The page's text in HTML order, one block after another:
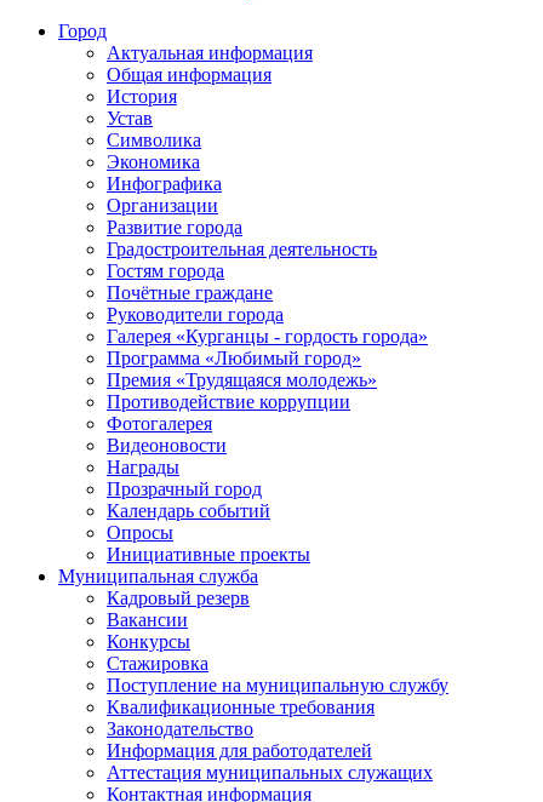
Город
Актуальная информация
Общая информация
История
Устав
Символика
Экономика
Инфографика
Организации
Развитие города
Градостроительная деятельность
Гостям города
Почётные граждане
Руководители города
Галерея «Курганцы - гордость города»
Программа «Любимый город»
Премия «Трудящаяся молодежь»
Противодействие коррупции
Фотогалерея
Видеоновости
Награды
Прозрачный город
Календарь событий
Опросы
Инициативные проекты
Муниципальная служба
Кадровый резерв
Вакансии
Конкурсы
Стажировка
Поступление на муниципальную службу
Квалификационные требования
Законодательство
Информация для работодателей
Аттестация муниципальных служащих
Контактная информация